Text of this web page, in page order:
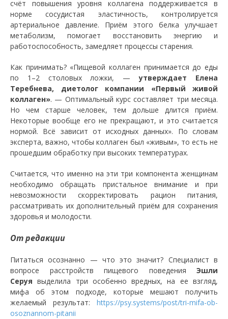
счёт повышения уровня коллагена поддерживается в
норме сосудистая эластичность, контролируется
артериальное давление. Приём этого белка улучшает
метаболизм, помогает восстановить энергию и
работоспособность, замедляет процессы старения.
Как принимать? «Пищевой коллаген принимается до еды
по 1–2 столовых ложки, — утверждает Елена
Теребнева, диетолог компании «Первый живой
коллаген». — Оптимальный курс составляет три месяца.
Но чем старше человек, тем дольше длится приём.
Некоторые вообще его не прекращают, и это считается
нормой. Всё зависит от исходных данных». По словам
эксперта, важно, чтобы коллаген был «живым», то есть не
прошедшим обработку при высоких температурах.
Считается, что именно на эти три компонента женщинам
необходимо обращать пристальное внимание и при
невозможности скорректировать рацион питания,
рассматривать их дополнительный приём для сохранения
здоровья и молодости.
От редакции
Питаться осознанно — что это значит? Специалист в
вопросе расстройств пищевого поведения Эшли
Серуя выделила три особенно вредных, на ее взгляд,
мифа об этом подходе, которые мешают получить
желаемый результат: https://psy.systems/post/tri-mifa-ob-
osoznannom-pitanii